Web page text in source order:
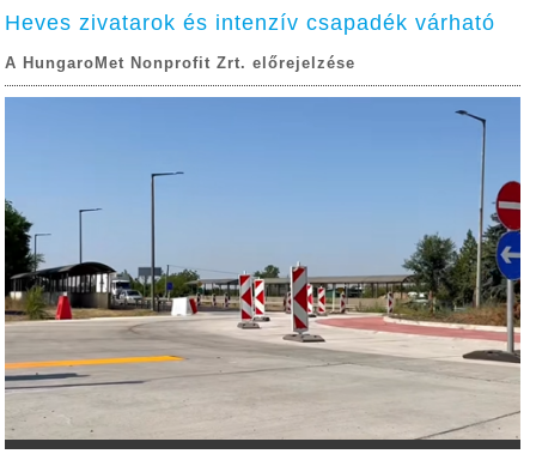
Heves zivatarok és intenzív csapadék várható
A HungaroMet Nonprofit Zrt. előrejelzése